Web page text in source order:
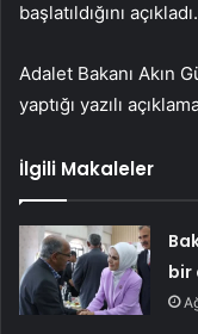
başlatıldığını açıkladı.
Adalet Bakanı Akın
yaptığı yazılı
İlgili Makaleler
bir